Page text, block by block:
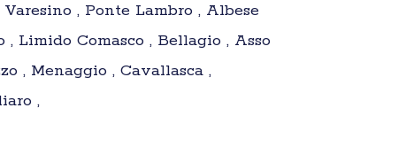
, Ponte Lambro , Albese
Limido Comasco , Bellagio , Asso
, Menaggio , Cavallasca ,
,